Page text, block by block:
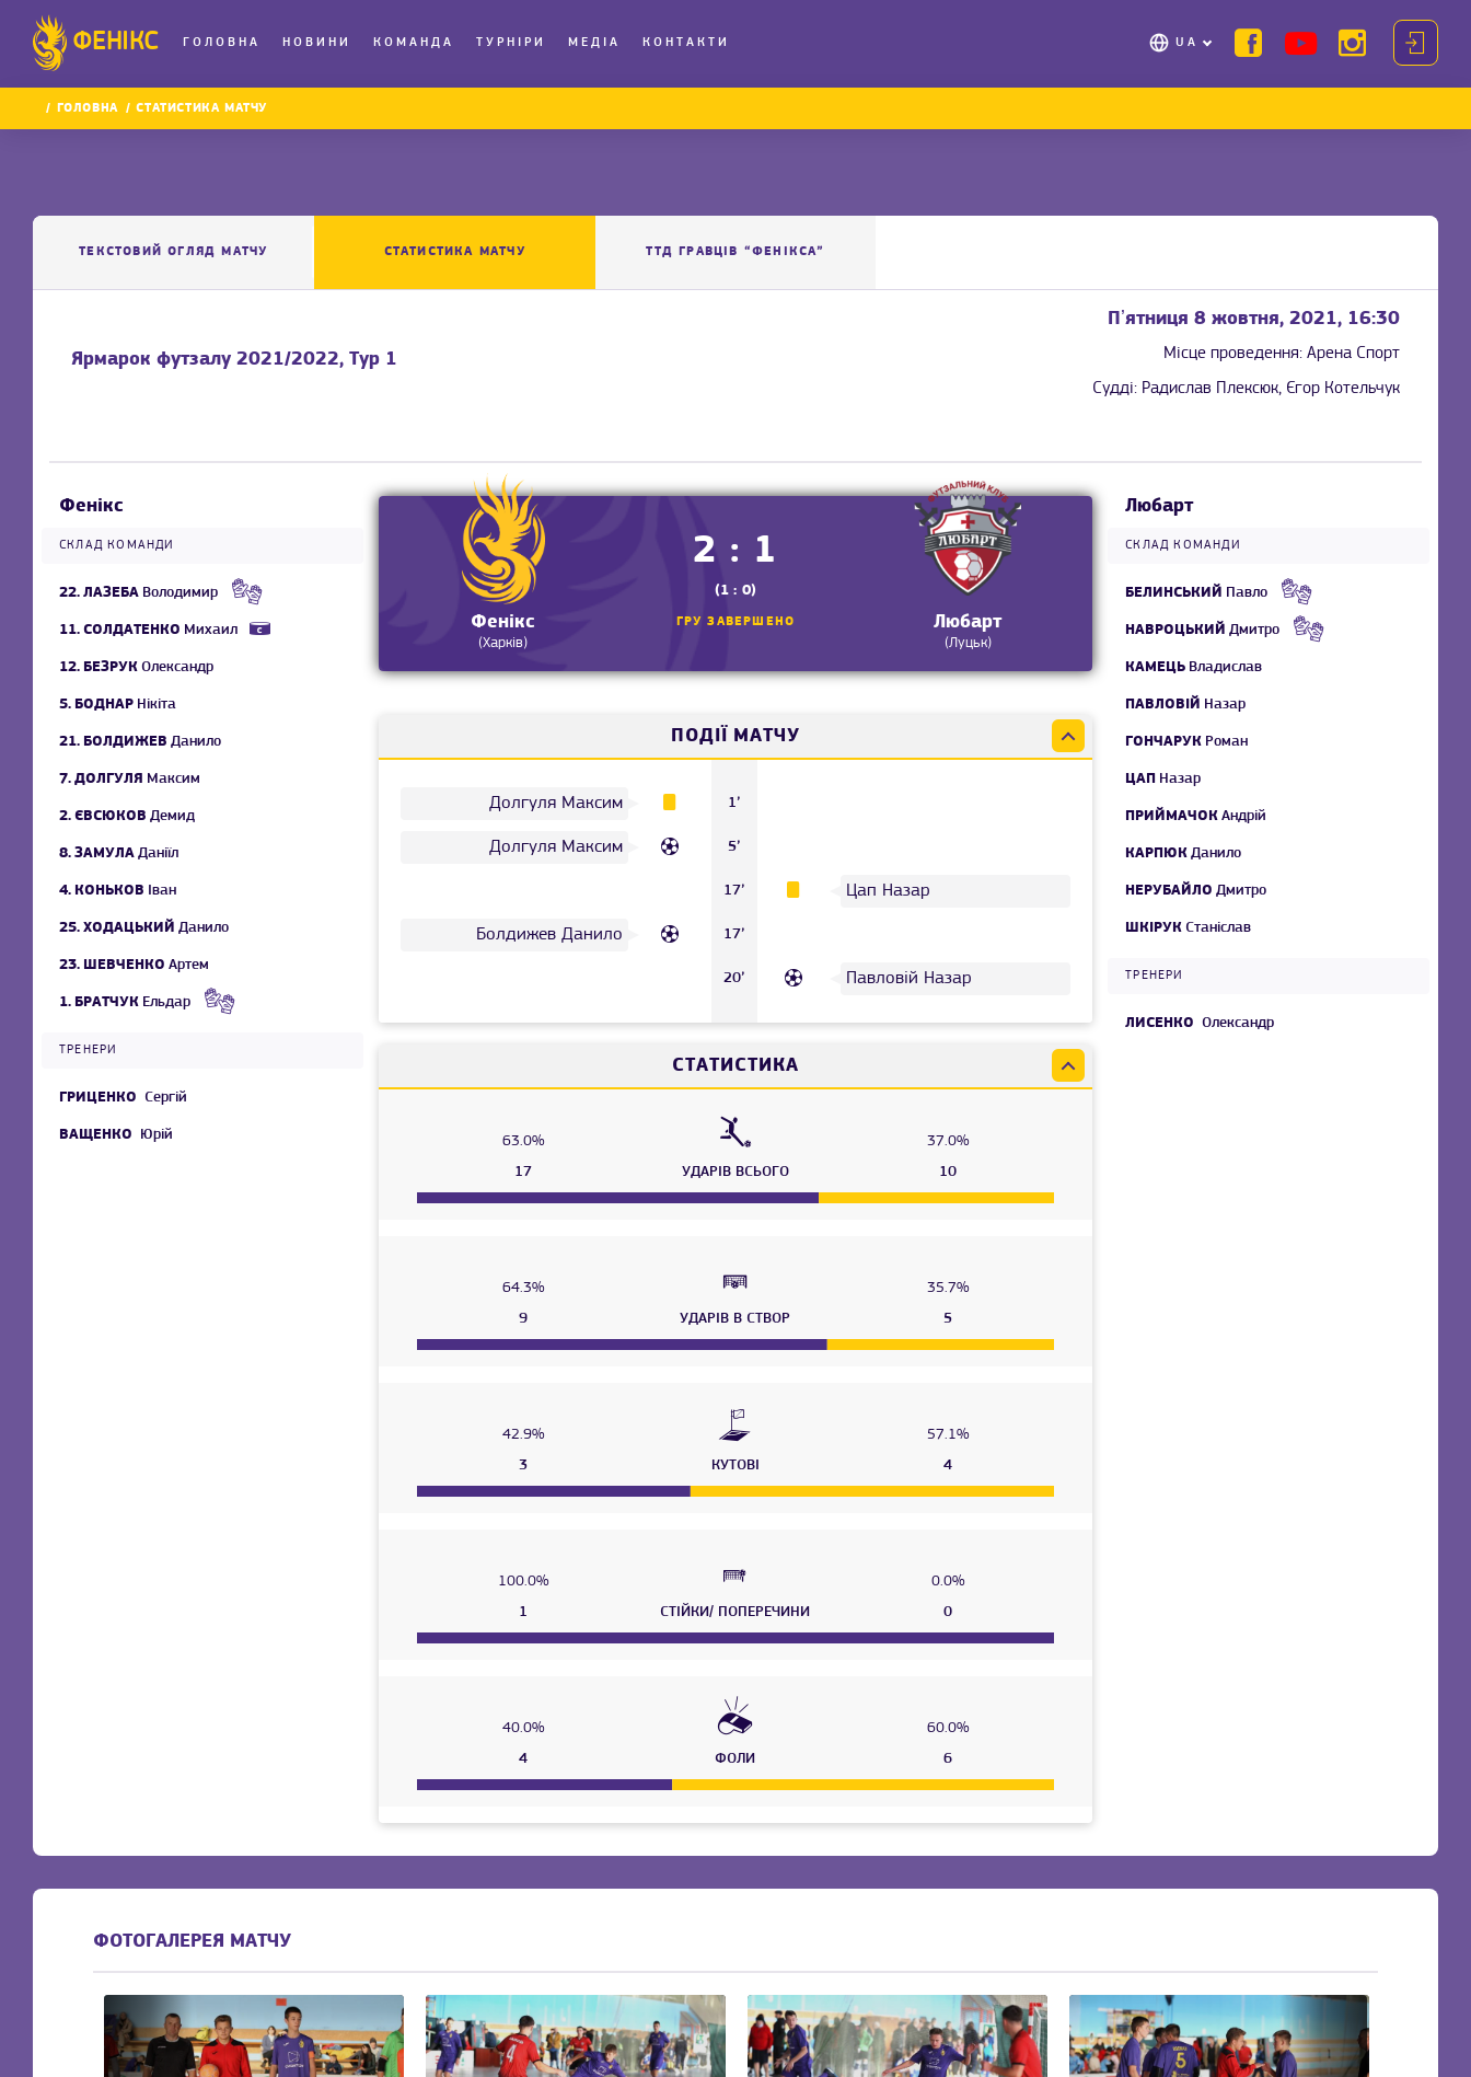
ФЕНІКС UA
ГОЛОВНА НОВИНИ КОМАНДА ТУРНІРИ МЕДІА КОНТАКТИ
ГОЛОВНА СТАТИСТИКА МАТЧУ
ТЕКСТОВИЙ ОГЛЯД МАТЧУ СТАТИСТИКА МАТЧУ ТТД ГРАВЦІВ “ФЕНІКСА”
Ярмарок футзалу 2021/2022, Тур 1
Пʼятниця 8 жовтня, 2021, 16:30
Місце проведення: Арена Спорт
Судді: Радислав Плексюк, Єгор Котельчук
Фенікс
(Харків)
2 : 1
(1 : 0)
ГРУ ЗАВЕРШЕНО Любарт
(Луцьк)
ПОДІЇ МАТЧУ
Долгуля Максим 1’
Долгуля Максим 5’
17’ Цап Назар
Болдижев Данило 17’
20’ Павловій Назар
СТАТИСТИКА
63.0%
37.0%
17
УДАРІВ ВСЬОГО 10
64.3%
35.7%
9
УДАРІВ В СТВОР 5
42.9%
57.1%
3
КУТОВІ 4
100.0%
0.0%
1
СТІЙКИ/ ПОПЕРЕЧИНИ 0
40.0%
60.0%
4
ФОЛИ 6
Фенікс
СКЛАД КОМАНДИ
22. ЛАЗЕБА Володимир
11. СОЛДАТЕНКО Михаил
12. БЕЗРУК Олександр
5. БОДНАР Нікіта
21. БОЛДИЖЕВ Данило
7. ДОЛГУЛЯ Максим
2. ЄВСЮКОВ Демид
8. ЗАМУЛА Даніїл
4. КОНЬКОВ Іван
25. ХОДАЦЬКИЙ Данило
23. ШЕВЧЕНКО Артем
1. БРАТЧУК Ельдар
ТРЕНЕРИ
ГРИЦЕНКО Сергій
ВАЩЕНКО Юрій
Любарт
СКЛАД КОМАНДИ
БЕЛИНСЬКИЙ Павло
НАВРОЦЬКИЙ Дмитро
КАМЕЦЬ Владислав
ПАВЛОВІЙ Назар
ГОНЧАРУК Роман
ЦАП Назар
ПРИЙМАЧОК Андрій
КАРПЮК Данило
НЕРУБАЙЛО Дмитро
ШКІРУК Станіслав
ТРЕНЕРИ
ЛИСЕНКО Олександр
ФОТОГАЛЕРЕЯ МАТЧУ